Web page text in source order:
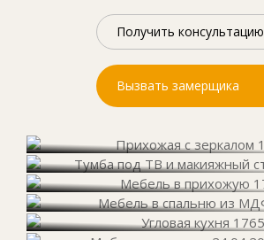
Получить консультацию
Вызвать замерщика